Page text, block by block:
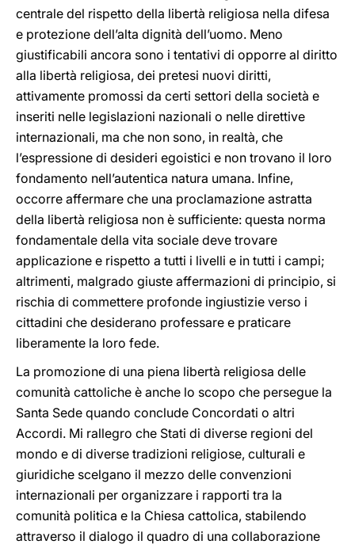
centrale del rispetto della libertà religiosa nella difesa
e protezione dell’alta dignità dell’uomo. Meno
giustificabili ancora sono i tentativi di opporre al diritto
alla libertà religiosa, dei pretesi nuovi diritti,
attivamente promossi da certi settori della società e
inseriti nelle legislazioni nazionali o nelle direttive
internazionali, ma che non sono, in realtà, che
l’espressione di desideri egoistici e non trovano il loro
fondamento nell’autentica natura umana. Infine,
occorre affermare che una proclamazione astratta
della libertà religiosa non è sufficiente: questa norma
fondamentale della vita sociale deve trovare
applicazione e rispetto a tutti i livelli e in tutti i campi;
altrimenti, malgrado giuste affermazioni di principio, si
rischia di commettere profonde ingiustizie verso i
cittadini che desiderano professare e praticare
liberamente la loro fede.
La promozione di una piena libertà religiosa delle
comunità cattoliche è anche lo scopo che persegue la
Santa Sede quando conclude Concordati o altri
Accordi. Mi rallegro che Stati di diverse regioni del
mondo e di diverse tradizioni religiose, culturali e
giuridiche scelgano il mezzo delle convenzioni
internazionali per organizzare i rapporti tra la
comunità politica e la Chiesa cattolica, stabilendo
attraverso il dialogo il quadro di una collaborazione